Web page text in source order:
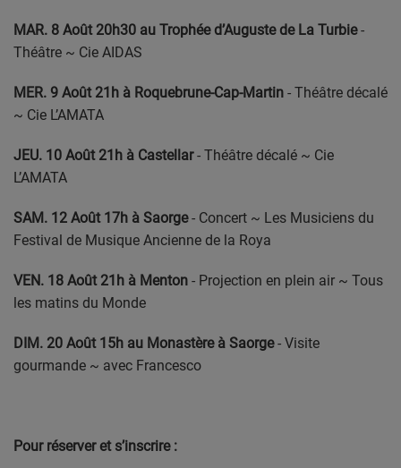
MAR. 8 Août 20h30 au Trophée d’Auguste de La Turbie-
Théâtre ~ Cie AIDAS
MER. 9 Août 21h à Roquebrune-Cap-Martin - Théâtre décalé
~ Cie L’AMATA
JEU. 10 Août 21h à Castellar- Théâtre décalé ~ Cie
L’AMATA
SAM. 12 Août 17h à Saorge- Concert ~ Les Musiciens du
Festival de Musique Ancienne de la Roya
VEN. 18 Août 21h à Menton - Projection en plein air ~ Tous
les matins du Monde
DIM. 20 Août 15h au Monastère à Saorge- Visite
gourmande ~ avec Francesco
Pour réserver et s’inscrire :